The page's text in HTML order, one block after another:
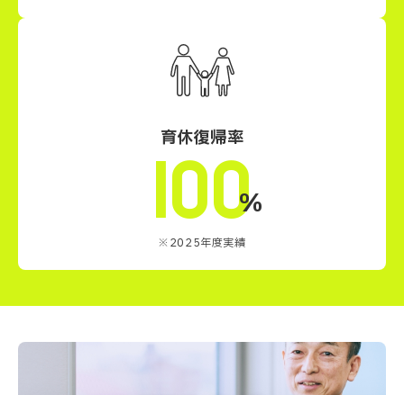
育休復帰率
100
%
※2025年度実績